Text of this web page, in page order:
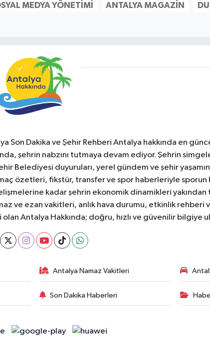
MEDYA YÖNETIMI ANTALYA MAGAZIN
Son Dakika ve Şehir Rehberi Antalya hakkında en
şehrin nabzını tutmaya devam ediyor. Şehrin
Belediyesi duyuruları, yerel gündem ve şehir
maç özetleri, fikstür, transfer ve spor haberleriyle
kadar şehrin ekonomik dinamikleri yakından
ve ezan vakitleri, anlık hava durumu, etkinlik rehberi
Antalya Hakkında; doğru, hızlı ve güvenilir bilgiye
Antalya Namaz Vakitleri
Son Dakika Haberleri